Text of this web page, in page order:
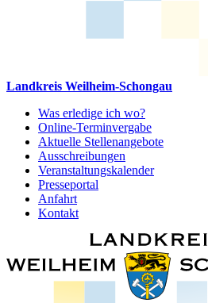
Landkreis Weilheim-Schongau
Was erledige ich wo?
Online-Terminvergabe
Aktuelle Stellenangebote
Ausschreibungen
Veranstaltungskalender
Presseportal
Anfahrt
Kontakt